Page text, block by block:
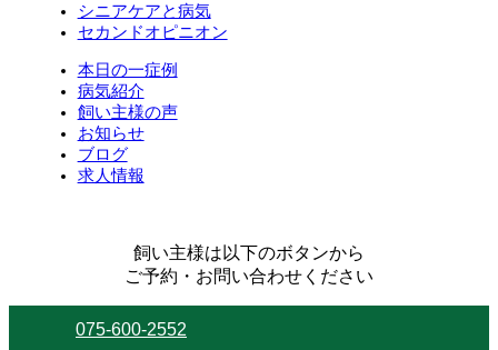
シニアケアと病気
セカンドオピニオン
本日の一症例
病気紹介
飼い主様の声
お知らせ
ブログ
求人情報
飼い主様は以下のボタンから
ご予約・お問い合わせください
075-600-2552